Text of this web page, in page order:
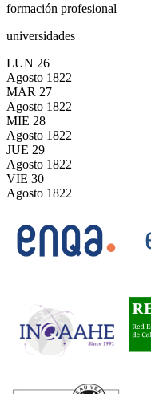
formación profesional
universidades
LUN 26
Agosto 1822
MAR 27
Agosto 1822
MIE 28
Agosto 1822
JUE 29
Agosto 1822
VIE 30
Agosto 1822